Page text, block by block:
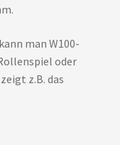
man W100-
oder
z.B. das